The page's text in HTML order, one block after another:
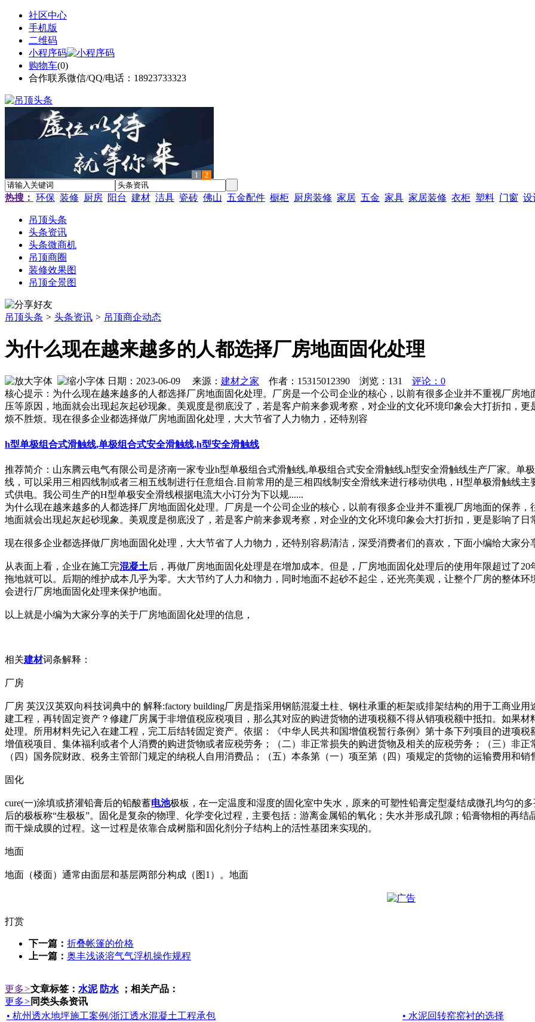
社区中心
手机版
二维码
小程序码
购物车(0)
合作联系微信/QQ/电话：18923733323
1 2
热搜： 环保 装修 厨房 阳台 建材 洁具 瓷砖 佛山 五金配件 橱柜 厨房装修 家居 五金 家具 家居装修 衣柜 塑料 门窗 设
吊顶头条
头条资讯
头条微商机
吊顶商圈
装修效果图
吊顶全景图
吊顶头条 > 头条资讯 > 吊顶商企动态
为什么现在越来越多的人都选择厂房地面固化处理
日期：2023-06-09 来源： 建材之家 作者：15315012390 浏览： 131
评论：0
核心提示：为什么现在越来越多的人都选择厂房地面固化处理。厂房是一个公司企业的核心，以前有很多企业并不重视厂房
压等原因，地面就会出现起灰起砂现象。美观度是彻底没了，若是客户前来参观考察，对企业的文化环境印象会大打折扣，
烦不胜烦。现在很多企业都选择做厂房地面固化处理，大大节省了人力物力，还特别容
h型单极组合式滑触线,单极组合式安全滑触线,h型安全滑触线
推荐简介：山东腾云电气有限公司是济南一家专业h型单极组合式滑触线,单极组合式安全滑触线,h型安全滑触线生产厂家。单
线，可以采用三相四线制或者三相五线制进行任意组合.目前常用的是三相四线制安全滑线来进行移动供电，H型单极滑触线
式供电。我公司生产的H型单极安全滑线根据电流大小订分为下以规......
为什么现在越来越多的人都选择厂房地面固化处理。厂房是一个公司企业的核心，以前有很多企业并不重视厂房地面的保养
地面就会出现起灰起砂现象。美观度是彻底没了，若是客户前来参观考察，对企业的文化环境印象会大打折扣，更是影响了日
现在很多企业都选择做厂房地面固化处理，大大节省了人力物力，还特别容易清洁，深受消费者们的喜欢，下面小编给大家分
从表面上看，企业在施工完混凝土后，再做厂房地面固化处理是在增加成本。但是，厂房地面固化处理后的使用年限超过了
拖地就可以。后期的维护成本几乎为零。大大节约了人力和物力，同时地面不起砂不起尘，还光亮美观，让整个厂房的整体
会进行厂房地面固化处理来保护地面。
以上就是小编为大家分享的关于厂房地面固化处理的信息，
相关建材词条解释：
厂房
厂房 英汉汉英双向科技词典中的 解释:factory building厂房是指采用钢筋混凝土柱、钢柱承重的柜架或排架结构的用于工商业
建工程，再转固定资产？修建厂房属于非增值税应税项目，那么其对应的购进货物的进项税额不得从销项税额中抵扣。如果
处理。所用材料先记入在建工程，完工后结转固定资产。依据：《中华人民共和国增值税暂行条例》第十条下列项目的进项
增值税项目、集体福利或者个人消费的购进货物或者应税劳务；（二）非正常损失的购进货物及相关的应税劳务；（三）非正
（四）国务院财政、税务主管部门规定的纳税人自用消费品；（五）本条第（一）项至第（四）项规定的货物的运输费用和销
固化
cure(一)涂填或挤灌铅膏后的铅酸蓄电池极板，在一定温度和湿度的固化室中失水，原来的可塑性铅膏定型凝结成微孔均匀的
后的极板称“生极板”。固化是复杂的物理、化学变化过程，主要包括：游离金属铅的氧化；失水并形成孔隙；铅膏物相的再结
而干燥成膜的过程。这一过程是依靠合成树脂和固化剂分子结构上的活性基团来实现的。
地面
地面（楼面）通常由面层和基层两部分构成（图1）。地面
打赏
下一篇： 折叠帐篷的价格
上一篇： 奥丰浅谈溶气气浮机操作规程
更多>文章标签： 水泥 防水 ；相关产品：
更多> 同类头条资讯
• 杭州透水地坪施工案例/浙江透水混凝土工程承包
• 水泥回转窑窑衬的选择